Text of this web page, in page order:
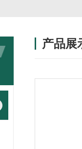
产品展